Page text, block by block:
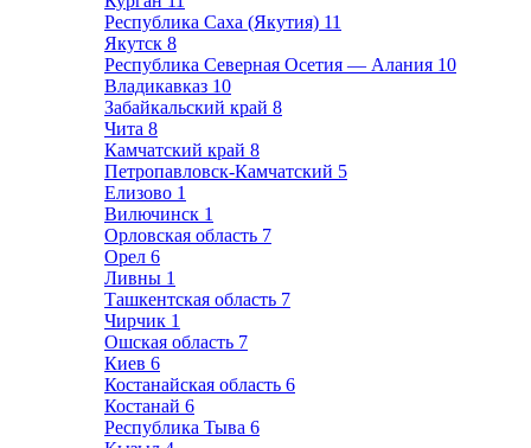
Республика Саха (Якутия) 11
Якутск 8
Республика Северная Осетия — Алания 10
Владикавказ 10
Забайкальский край 8
Чита 8
Камчатский край 8
Петропавловск-Камчатский 5
Елизово 1
Вилючинск 1
Орловская область 7
Орел 6
Ливны 1
Ташкентская область 7
Чирчик 1
Ошская область 7
Киев 6
Костанайская область 6
Костанай 6
Республика Тыва 6